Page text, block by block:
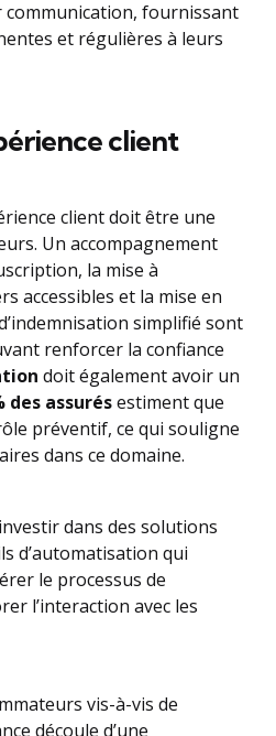
fournissant
et régulières à leurs
client
client doit être une
Un accompagnement
la mise à
accessibles et la mise en
simplifié sont
renforcer la confiance
doit également avoir un
des assurésestiment que
préventif, ce qui souligne
dans ce domaine.
dans des solutions
d’automatisation qui
le processus de
l’interaction avec les
vis-à-vis de
découle d’une